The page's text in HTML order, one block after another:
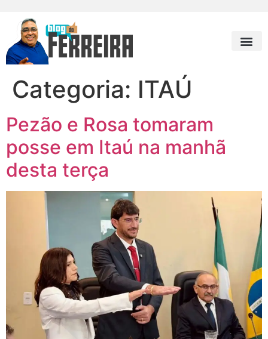
Categoria: ITAÚ
Pezão e Rosa tomaram
posse em Itaú na manhã
desta terça